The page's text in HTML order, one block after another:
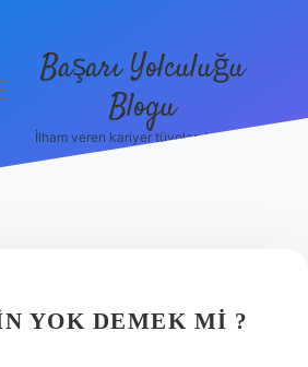
Başarı Yolculuğu
Blogu
İlham veren kariyer tüyoları burada!
YOK DEMEK MI ?